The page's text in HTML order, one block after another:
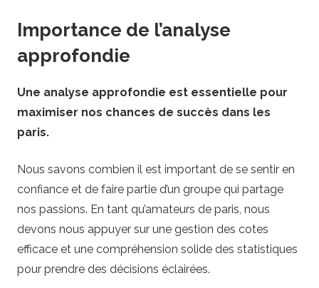
g
i
e
s
d
e
p
a
Importance de l’analyse
approfondie
Une analyse approfondie est essentielle pour
maximiser nos chances de succès dans les
paris.
Nous savons combien il est important de se sentir en
confiance et de faire partie d’un groupe qui partage
nos passions. En tant qu’amateurs de paris, nous
devons nous appuyer sur une gestion des cotes
efficace et une compréhension solide des statistiques
pour prendre des décisions éclairées.